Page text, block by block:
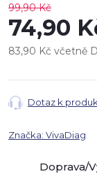
99,90 Kč
74,90
83,90 Kč včetně
cena:
Dotaz k
Značka: VivaDiag
Doprava/